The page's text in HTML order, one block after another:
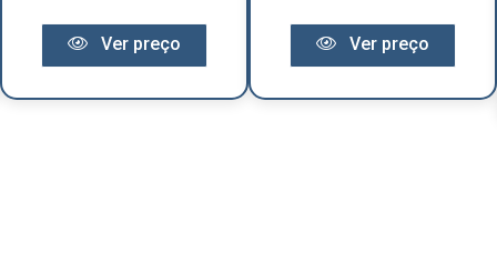
Ver preço Ver preço